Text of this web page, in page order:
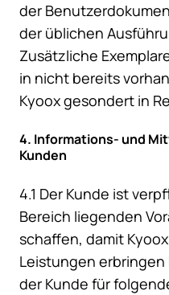
der
der üblichen
Zusätzliche
in nicht bereits
Kyoox gesondert in
4. Informations- und
Kunden
4.1 Der Kunde ist
Bereich liegenden
schaffen, damit
Leistungen
der Kunde für